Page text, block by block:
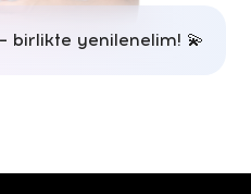
birlikte yenilenelim! 💫